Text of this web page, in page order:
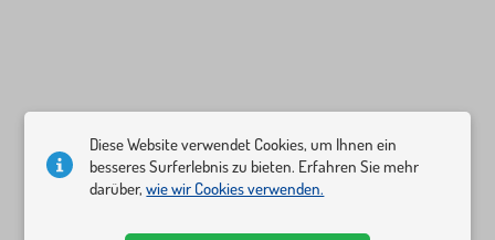
Diese Website verwendet Cookies, um Ihnen ein
besseres Surferlebnis zu bieten. Erfahren Sie mehr
darüber,wie wir Cookies verwenden.